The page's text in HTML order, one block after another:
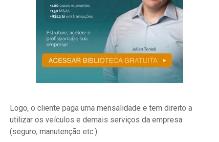
Logo, o cliente paga uma mensalidade e tem direito a
utilizar os veículos e demais serviços da empresa
(seguro, manutenção etc.).